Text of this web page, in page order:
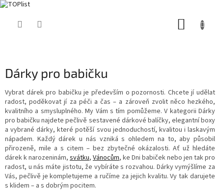
Dárky pro babičku
Vybrat dárek pro babičku je především o pozornosti. Chcete jí udělat
radost, poděkovat jí za péči a čas – a zároveň zvolit něco hezkého,
kvalitního a smysluplného. My Vám s tím pomůžeme. V kategorii Dárky
pro babičku najdete pečlivě sestavené dárkové balíčky, elegantní boxy
a vybrané dárky, které potěší svou jednoduchostí, kvalitou i laskavým
nápadem. Každý dárek u nás vzniká s ohledem na to, aby působil
přirozeně, mile a s citem – bez zbytečné okázalosti. Ať už hledáte
dárek k narozeninám, svátku, Vánocům, ke Dni babiček nebo jen tak pro
radost, u nás máte jistotu, že vybíráte s rozvahou. Dárky vymýšlíme za
Vás, pečlivě je kompletujeme a ručíme za jejich kvalitu. Vy tak darujete
s klidem – a s dobrým pocitem.